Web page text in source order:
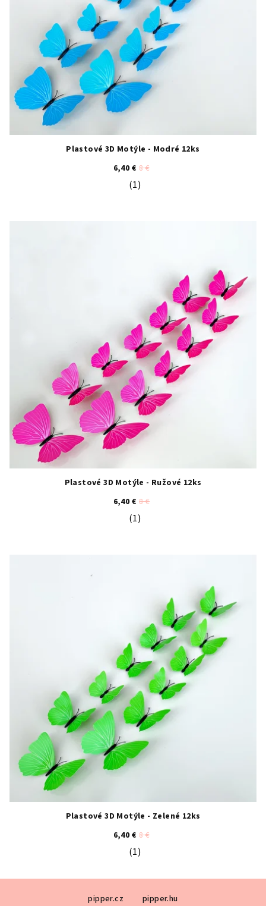
Plastové 3D Motýle - Modré 12ks
6,40 € 8 €
Priemerné hodnotenie produktu
(1)
Plastové 3D Motýle - Ružové 12ks
6,40 € 8 €
Priemerné hodnotenie produktu
(1)
Plastové 3D Motýle - Zelené 12ks
6,40 € 8 €
Priemerné hodnotenie produktu
(1)
pipper.cz pipper.hu